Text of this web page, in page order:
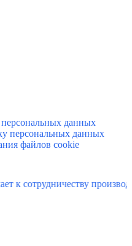
данных
персональных данных
файлов cookie
производителей